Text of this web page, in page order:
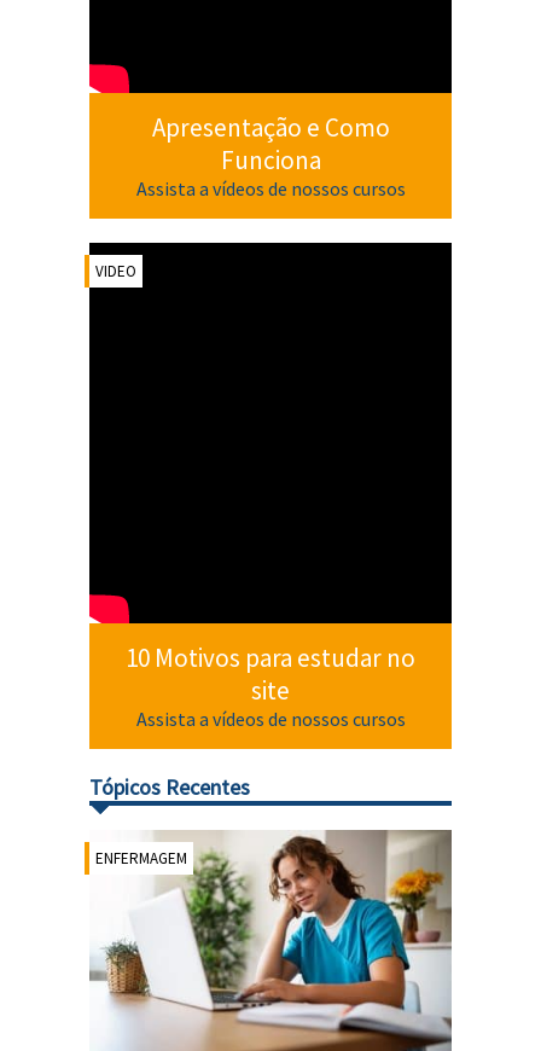
Apresentação e Como
Funciona
Assista a vídeos de nossos cursos
VIDEO
10 Motivos para estudar no
site
Assista a vídeos de nossos cursos
Tópicos Recentes
ENFERMAGEM